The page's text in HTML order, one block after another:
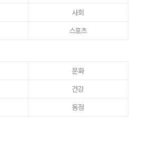
사회
스포츠
문화
건강
동정